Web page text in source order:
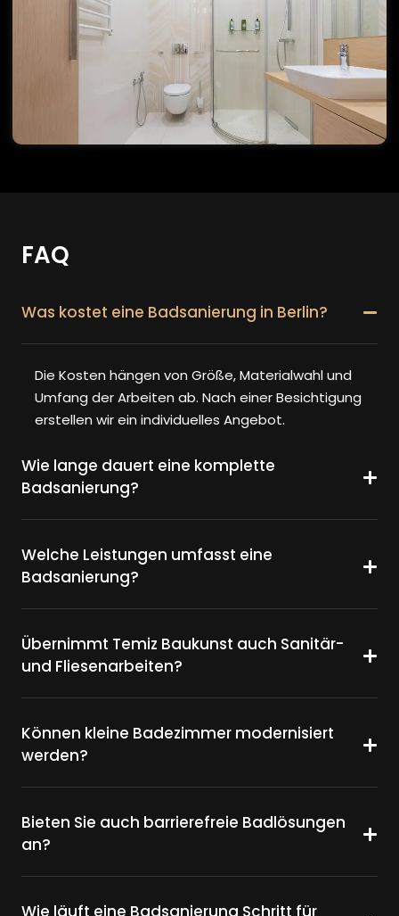
FAQ
Was kostet eine Badsanierung in Berlin?
Die Kosten hängen von Größe, Materialwahl und
Umfang der Arbeiten ab. Nach einer Besichtigung
erstellen wir ein individuelles Angebot.
Wie lange dauert eine komplette
Badsanierung?
Welche Leistungen umfasst eine
Badsanierung?
Übernimmt Temiz Baukunst auch Sanitär-
und Fliesenarbeiten?
Können kleine Badezimmer modernisiert
werden?
Bieten Sie auch barrierefreie Badlösungen
an?
Wie läuft eine Badsanierung Schritt für